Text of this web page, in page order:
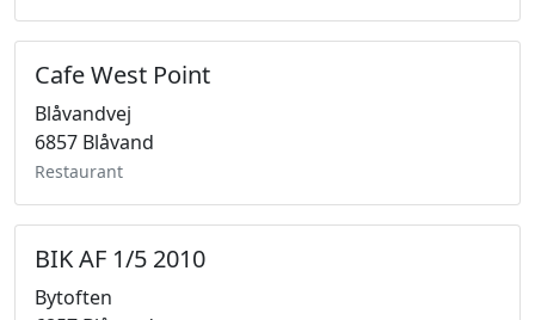
Cafe West Point
Blåvandvej
6857 Blåvand
Restaurant
BIK AF 1/5 2010
Bytoften